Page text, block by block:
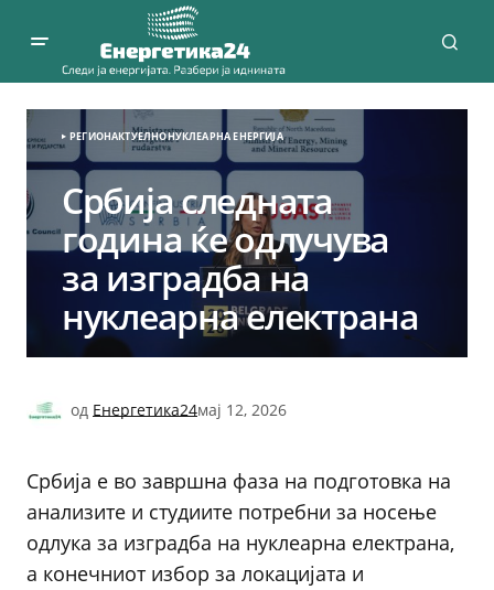
РЕГИОНАКТУЕЛНОНУКЛЕАРНА ЕНЕРГИЈА
Србија следната
година ќе одлучува
за изградба на
нуклеарна електрана
од Енергетика24мај 12, 2026
Србија е во завршна фаза на подготовка на
анализите и студиите потребни за носење
одлука за изградба на нуклеарна електрана,
а конечниот избор за локацијата и